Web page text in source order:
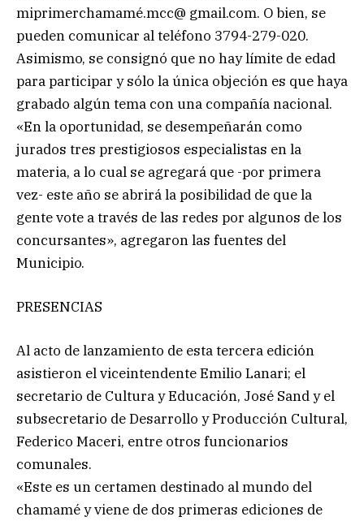
miprimerchamamé.mcc@ gmail.com. O bien, se
pueden comunicar al teléfono 3794-279-020.
Asimismo, se consignó que no hay límite de edad
para participar y sólo la única objeción es que haya
grabado algún tema con una compañía nacional.
«En la oportunidad, se desempeñarán como
jurados tres prestigiosos especialistas en la
materia, a lo cual se agregará que -por primera
vez- este año se abrirá la posibilidad de que la
gente vote a través de las redes por algunos de los
concursantes», agregaron las fuentes del
Municipio.
PRESENCIAS
Al acto de lanzamiento de esta tercera edición
asistieron el viceintendente Emilio Lanari; el
secretario de Cultura y Educación, José Sand y el
subsecretario de Desarrollo y Producción Cultural,
Federico Maceri, entre otros funcionarios
comunales.
«Este es un certamen destinado al mundo del
chamamé y viene de dos primeras ediciones de